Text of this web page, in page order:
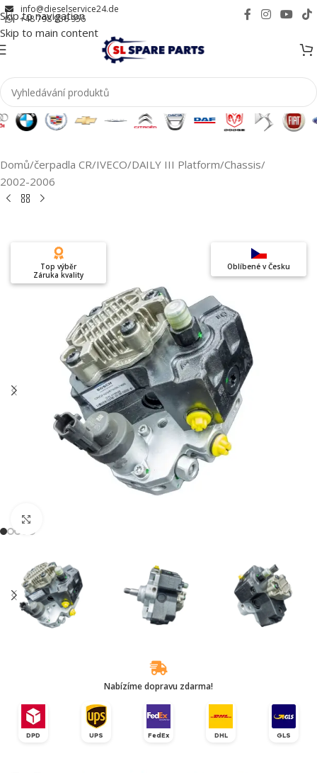
Skip to navigation
Skip to main content
info@dieselservice24.de
+48 798 956 956
Domů/čerpadla CR/IVECO/DAILY III Platform/Chassis/
2002-2006
Oblíbené v Česku
Top výběr
Záruka kvality
Nabízíme dopravu zdarma!
DPD UPS FedEx DHL GLS